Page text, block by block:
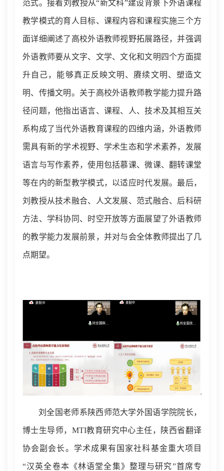
范式。接着刘教授从“新文科”建设背景下外语课程
教学模式的育人目标、课程内容和课程实施三个方
面详细阐述了高校外语教师视野拓展路径，并强调
外语教师要从文字、文学、文化和文明四个方面提
升自己，能够真正反映文明、赓续文明、塑造文
明、传播文明。关于高校外语教师教学能力提升路
径问题，他指出语言、课程、人、技术及其相互关
系构成了当代外语教育课程的四维内涵，外语教师
需具有新的学术视野、学术生态和学术素养，发展
语言与写作素养，使用包括慕课、微课、翻转课堂
等在内的新型教学模式，以适应时代发展。最后，
刘教授从技术融合、人文发展、范式融合、后科研
方法、学科协同、时空开放等方面展望了外语教师
的教学能力发展前景，并对与会全体教师提出了几
点期望。
刘全国老师系陕西师范大学外国语学院院长，
博士生导师， MTI教育研究中心主任，陕西省翻译
协会副会长。学术成果有国家社科基金重大项目
“汉英全卷本《林语堂全集》整理与研究”首席专